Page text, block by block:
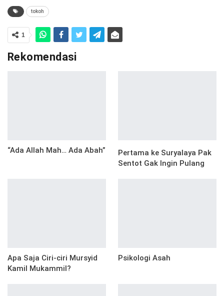
tokoh
1
Rekomendasi
“Ada Allah Mah… Ada Abah”
Pertama ke Suryalaya Pak
Sentot Gak Ingin Pulang
Apa Saja Ciri-ciri Mursyid
Kamil Mukammil?
Psikologi Asah